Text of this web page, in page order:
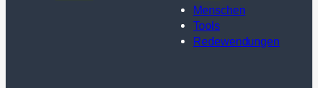
Menschen
Tools
Redewendungen